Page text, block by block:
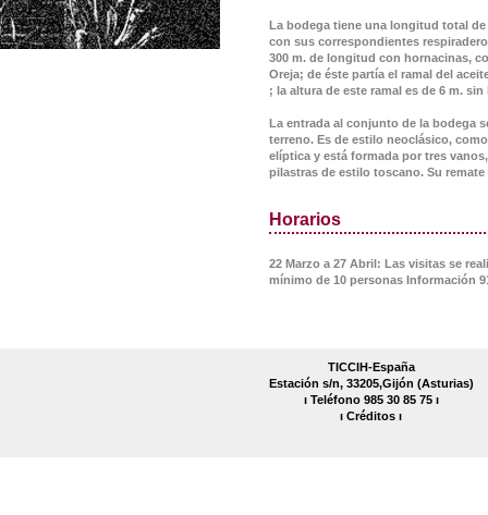
La bodega tiene una longitud total
con sus correspondientes
300 m. de longitud con hornacinas,
Oreja; de éste partía el ramal del
; la altura de este ramal es de 6 m.
La entrada al conjunto de la bodega
terreno. Es de estilo neoclásico,
elíptica y está formada por tres
pilastras de estilo toscano. Su
Horarios
22 Marzo a 27 Abril: Las visitas se
mínimo de 10 personas Información
TICCIH-España
Estación s/n, 33205,Gijón (Asturias)
ı Teléfono 985 30 85 75 ı
ı Créditos ı